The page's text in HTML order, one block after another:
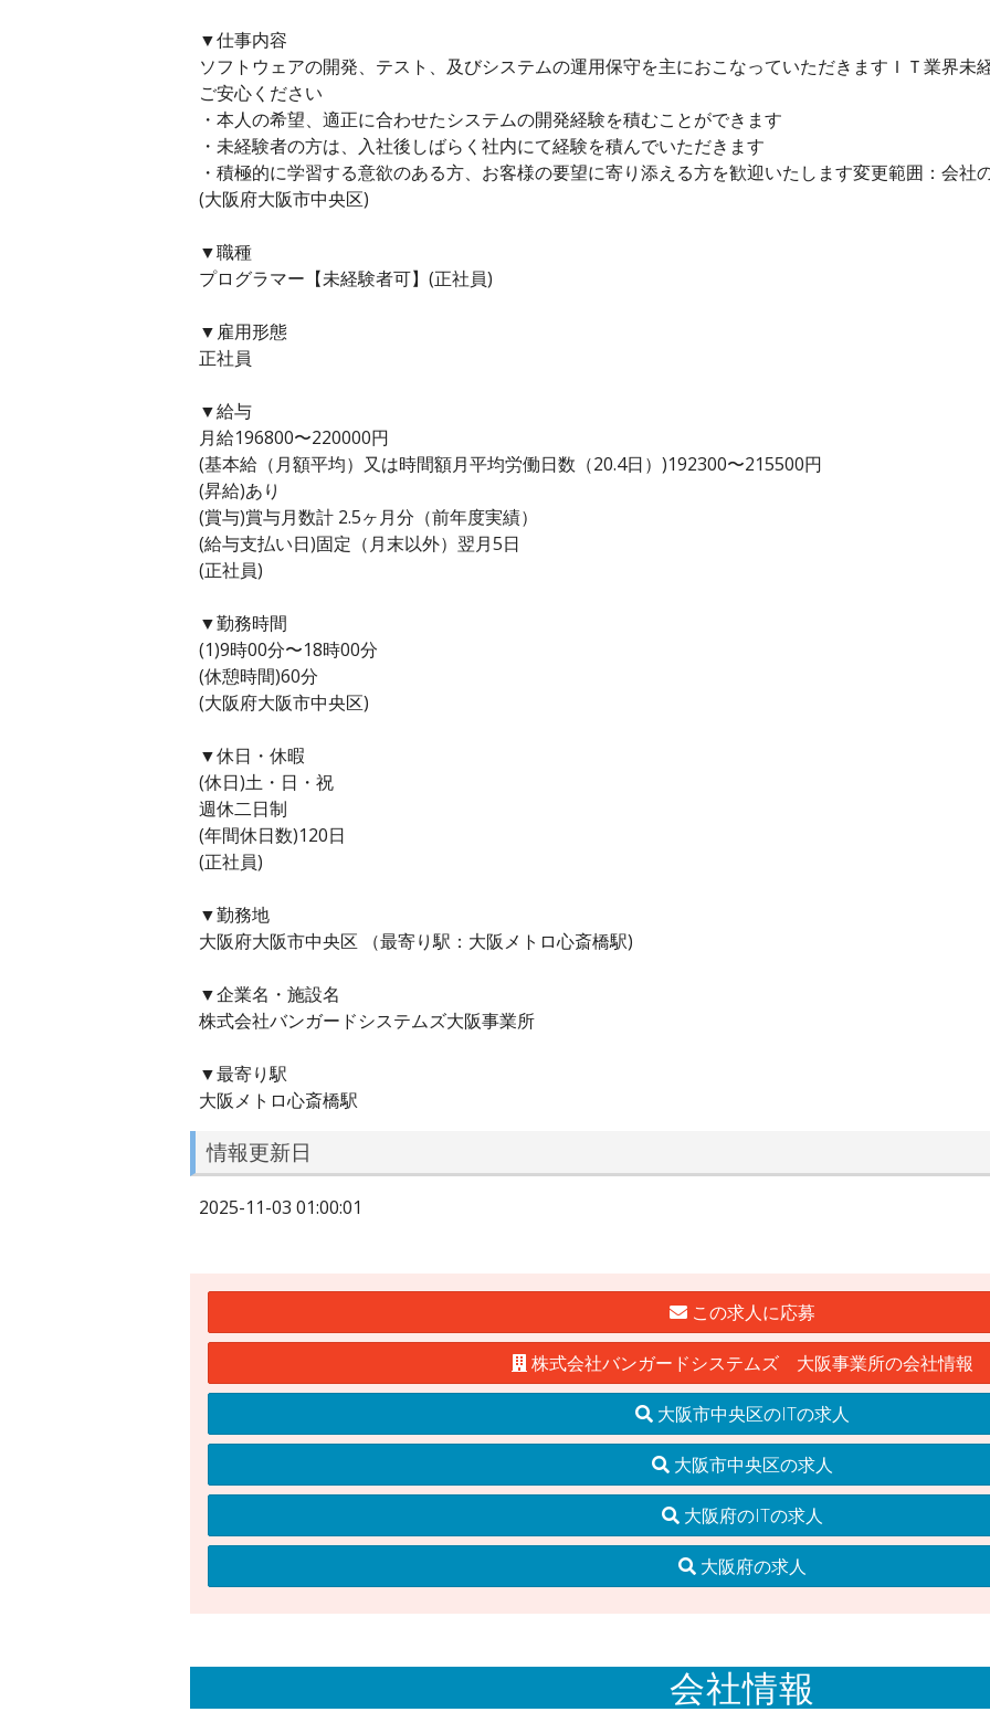
▼仕事内容
ソフトウェアの開発、テスト、及びシステムの運用保守を主におこなっていただきますＩＴ業界未
ご安心ください
・本人の希望、適正に合わせたシステムの開発経験を積むことができます
・未経験者の方は、入社後しばらく社内にて経験を積んでいただきます
・積極的に学習する意欲のある方、お客様の要望に寄り添える方を歓迎いたします変更範囲：会社
(大阪府大阪市中央区)
▼職種
プログラマー【未経験者可】(正社員)
▼雇用形態
正社員
▼給与
月給196800〜220000円
(基本給（月額平均）又は時間額月平均労働日数（20.4日）)192300〜215500円
(昇給)あり
(賞与)賞与月数計 2.5ヶ月分（前年度実績）
(給与支払い日)固定（月末以外）翌月5日
(正社員)
▼勤務時間
(1)9時00分〜18時00分
(休憩時間)60分
(大阪府大阪市中央区)
▼休日・休暇
(休日)土・日・祝
週休二日制
(年間休日数)120日
(正社員)
▼勤務地
大阪府大阪市中央区 （最寄り駅：大阪メトロ心斎橋駅)
▼企業名・施設名
株式会社バンガードシステムズ大阪事業所
▼最寄り駅
大阪メトロ心斎橋駅
情報更新日
2025-11-03 01:00:01
この求人に応募
株式会社バンガードシステムズ 大阪事業所の会社情報
大阪市中央区のITの求人
大阪市中央区の求人
大阪府のITの求人
大阪府の求人
会社情報